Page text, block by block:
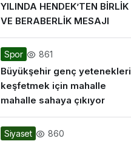
YILINDA HENDEK’TEN BİRLİK
VE BERABERLİK MESAJI
Spor 861
Büyükşehir genç yetenekleri
keşfetmek için mahalle
mahalle sahaya çıkıyor
Siyaset 860